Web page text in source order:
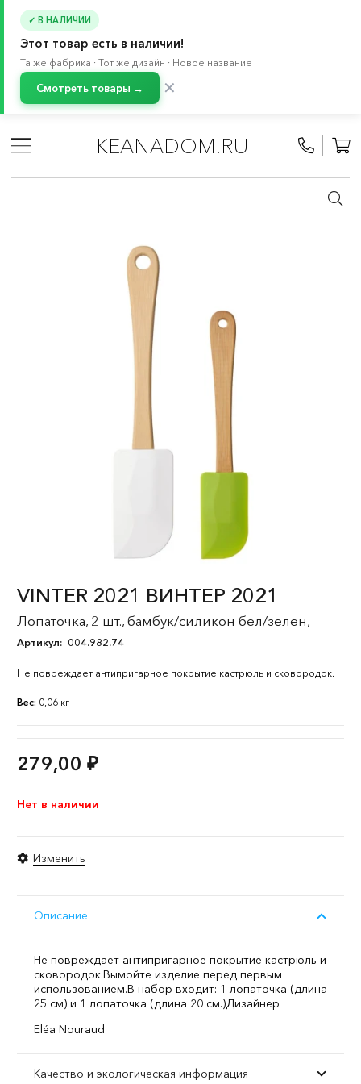
✓ В НАЛИЧИИ
Этот товар есть в наличии!
Та же фабрика · Тот же дизайн · Новое название
Смотреть товары → ✕
IKEANADOM.RU
Принадлежности для готовки
/ Приборы для готовки
Кухонные принадлежности
VINTER 2021 ВИНТЕР 2021
Лопаточка, 2 шт., бамбук/силикон бел/зелен,
Артикул: 004.982.74
Не повреждает антипригарное покрытие кастрюль и сковородок.
Вес: 0,06 кг
279,00 ₽
Нет в наличии
Изменить
Описание
Не повреждает антипригарное покрытие кастрюль и
сковородок.Вымойте изделие перед первым
использованием.В набор входит: 1 лопаточка (длина
25 см) и 1 лопаточка (длина 20 см.)Дизайнер
Eléa Nouraud
Качество и экологическая информация